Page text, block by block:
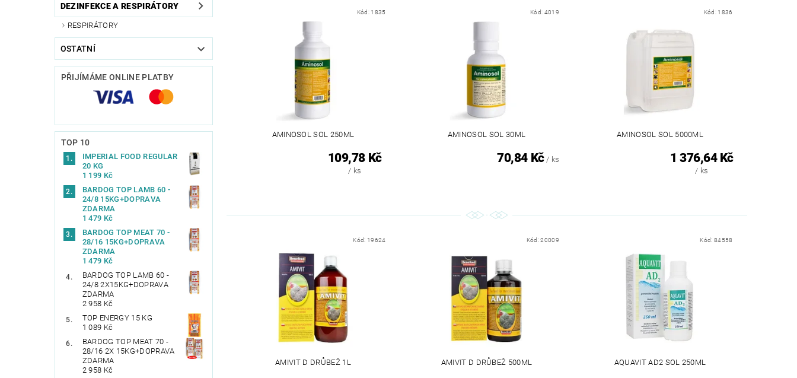
DEZINFEKCE A RESPIRÁTORY
RESPIRÁTORY
OSTATNÍ
PŘIJÍMÁME ONLINE PLATBY
TOP 10
IMPERIAL FOOD REGULAR
20 KG
1 199 Kč
BARDOG TOP LAMB 60 -
24/8 15KG+DOPRAVA
ZDARMA
1 479 Kč
BARDOG TOP MEAT 70 -
28/16 15KG+DOPRAVA
ZDARMA
1 479 Kč
BARDOG TOP LAMB 60 -
24/8 2X15KG+DOPRAVA
ZDARMA
2 958 Kč
TOP ENERGY 15 KG
1 089 Kč
BARDOG TOP MEAT 70 -
28/16 2X 15KG+DOPRAVA
ZDARMA
2 958 Kč
Kód: 1835
AMINOSOL SOL 250ML
109,78 Kč
/ ks
Kód: 4019
AMINOSOL SOL 30ML
70,84 Kč / ks
Kód: 1836
AMINOSOL SOL 5000ML
1 376,64 Kč
/ ks
Kód: 19624
AMIVIT D DRŮBEŽ 1L
Kód:20009
AMIVIT D DRŮBEŽ 500ML
Kód:84558
AQUAVIT AD2 SOL 250ML